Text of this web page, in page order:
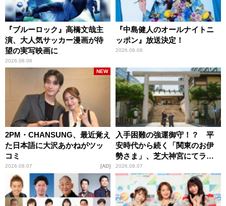
『ブルーロック』高橋文哉主
演、大人気サッカー漫画が待
望の実写映画に
2026.08.08
『中島健人のオールナイトニ
ッポン』放送決定！
2026.08.08
2PM・CHANSUNG、最近覚え
た日本語に大沢あかねがツッ
コミ
2026.08.07
NEW
AD
入手困難の強運御守！？ 平
安時代から続く「関東のお伊
勢さま」、芝大神宮にてラン
パンプスが合格祈願！
2026.08.07